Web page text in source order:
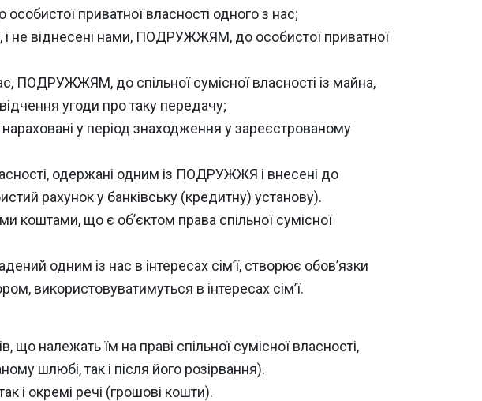
приватної власності одного з нас;
і не віднесені нами, ПОДРУЖЖЯМ, до особистої приватної
ПОДРУЖЖЯМ, до спільної сумісної власності із майна,
угоди про таку передачу;
у період знаходження у зареєстрованому
одержані одним із ПОДРУЖЖЯ і внесені до
рахунок у банківську (кредитну) установу).
що є об’єктом права спільної сумісної
одним із нас в інтересах сім’ї, створює обов’язки
використовуватимуться в інтересах сім’ї.
належать їм на праві спільної сумісної власності,
шлюбі, так і після його розірвання).
окремі речі (грошові кошти).